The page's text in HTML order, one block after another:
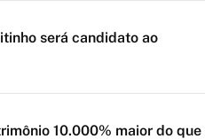
será candidato ao
10.000% maior do que